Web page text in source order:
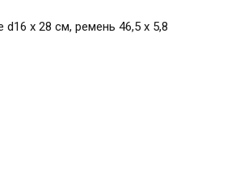
х 28 см, ремень 46,5 х 5,8